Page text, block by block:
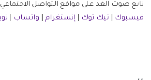
تابع صوت الغد على مواقع التواصل
فيسبوك
تيك توك إنستغرام واتساب